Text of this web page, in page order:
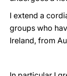
I extend a
groups who
Ireland, from